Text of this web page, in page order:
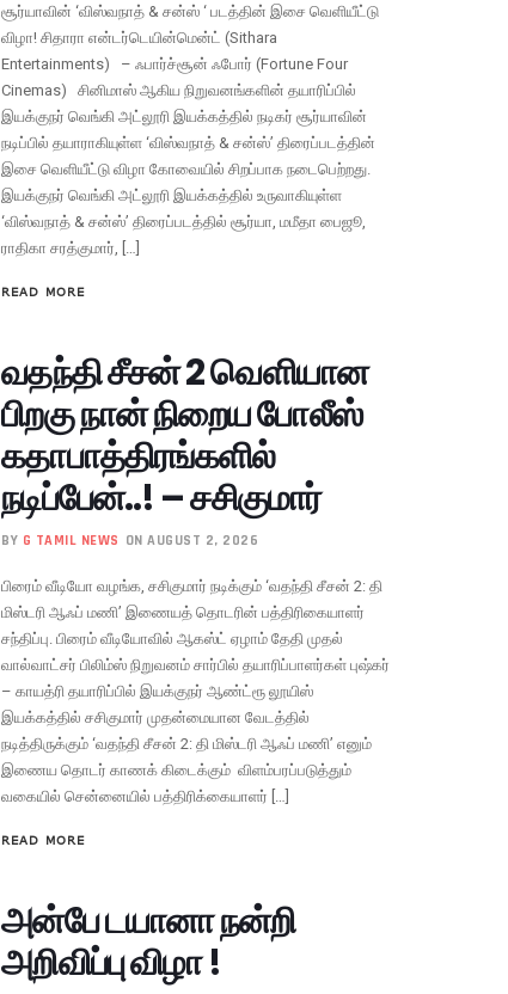
சூர்யாவின் ‘விஸ்வநாத் & சன்ஸ் ‘ படத்தின் இசை வெளியீட்டு
விழா! சிதாரா என்டர்டெயின்மென்ட் (Sithara
Entertainments) – ஃபார்ச்சூன் ஃபோர் (Fortune Four
Cinemas) சினிமாஸ் ஆகிய நிறுவனங்களின் தயாரிப்பில்
இயக்குநர் வெங்கி அட்லூரி இயக்கத்தில் நடிகர் சூர்யாவின்
நடிப்பில் தயாராகியுள்ள ‘விஸ்வநாத் & சன்ஸ்’ திரைப்படத்தின்
இசை வெளியீட்டு விழா கோவையில் சிறப்பாக நடைபெற்றது.
இயக்குநர் வெங்கி அட்லூரி இயக்கத்தில் உருவாகியுள்ள
‘விஸ்வநாத் & சன்ஸ்’ திரைப்படத்தில் சூர்யா, மமீதா பைஜூ,
ராதிகா சரத்குமார், […]
READ MORE
வதந்தி சீசன் 2 வெளியான
பிறகு நான் நிறைய போலீஸ்
கதாபாத்திரங்களில்
நடிப்பேன்..! – சசிகுமார்
BY G TAMIL NEWS ON AUGUST 2, 2026
பிரைம் வீடியோ வழங்க, சசிகுமார் நடிக்கும் ‘வதந்தி சீசன் 2: தி
மிஸ்டரி ஆஃப் மணி’ இணையத் தொடரின் பத்திரிகையாளர்
சந்திப்பு. பிரைம் வீடியோவில் ஆகஸ்ட் ஏழாம் தேதி முதல்
வால்வாட்சர் பிலிம்ஸ் நிறுவனம் சார்பில் தயாரிப்பாளர்கள் புஷ்கர்
– காயத்ரி தயாரிப்பில் இயக்குநர் ஆண்ட்ரூ லூயிஸ்
இயக்கத்தில் சசிகுமார் முதன்மையான வேடத்தில்
நடித்திருக்கும் ‘வதந்தி சீசன் 2: தி மிஸ்டரி ஆஃப் மணி’ எனும்
இணைய தொடர் காணக் கிடைக்கும் விளம்பரப்படுத்தும்
வகையில் சென்னையில் பத்திரிக்கையாளர் […]
READ MORE
அன்பே டயானா நன்றி
அறிவிப்பு விழா !